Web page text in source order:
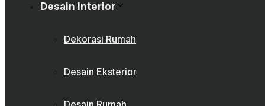
Desain Interior
Dekorasi Rumah
Desain Eksterior